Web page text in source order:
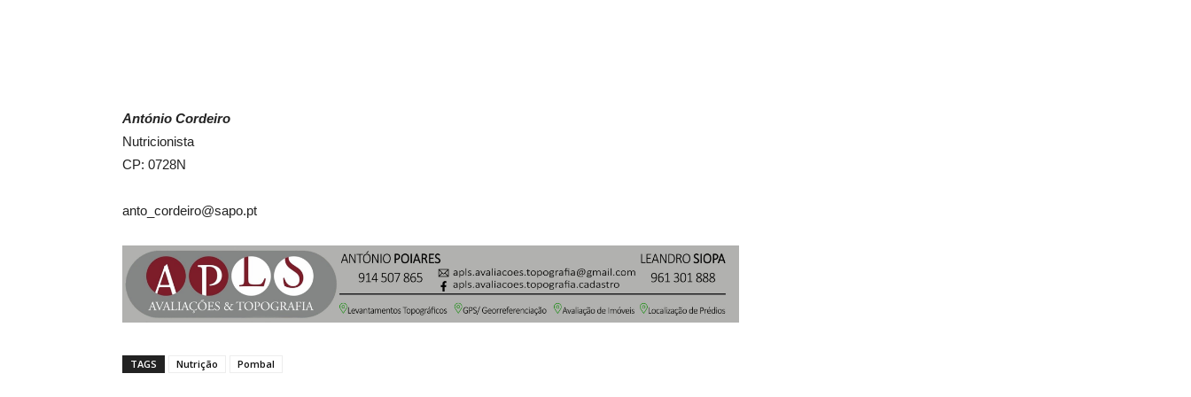
António Cordeiro
Nutricionista
CP: 0728N
anto_cordeiro@sapo.pt
TAGS Nutrição Pombal